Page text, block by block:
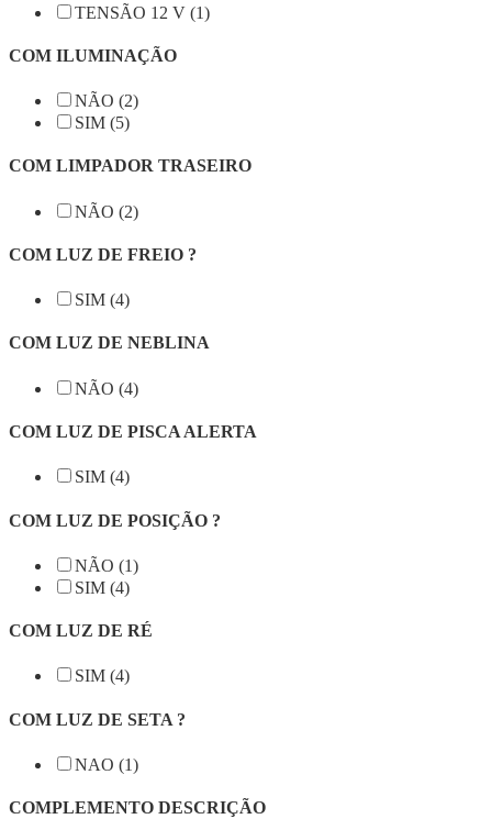
TENSÃO 12 V (1)
COM ILUMINAÇÃO
NÃO (2)
SIM (5)
COM LIMPADOR TRASEIRO
NÃO (2)
COM LUZ DE FREIO ?
SIM (4)
COM LUZ DE NEBLINA
NÃO (4)
COM LUZ DE PISCA ALERTA
SIM (4)
COM LUZ DE POSIÇÃO ?
NÃO (1)
SIM (4)
COM LUZ DE RÉ
SIM (4)
COM LUZ DE SETA ?
NAO (1)
COMPLEMENTO DESCRIÇÃO